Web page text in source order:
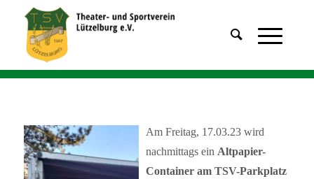
Am Freitag, 17.03.23 wird
nachmittags ein Altpapier-
Container am TSV-Parkplatz